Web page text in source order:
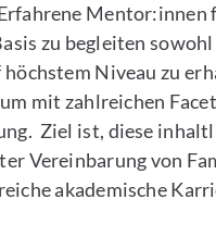
Mentor:innen
zu begleiten
Niveau zu
mit zahlreichen
Ziel ist, diese
Vereinbarung von
akademische